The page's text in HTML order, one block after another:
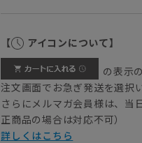
【 アイコンについて】
の表示
注文画面でお急ぎ発送を選択
さらにメルマガ会員様は、当
正商品の場合は対応不可）
詳しくはこちら